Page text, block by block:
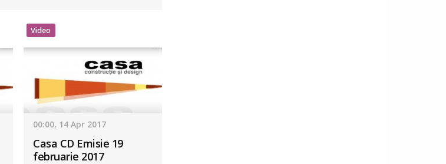
Video
00:00, 14 Apr 2017
Casa CD Emisie 19
februarie 2017